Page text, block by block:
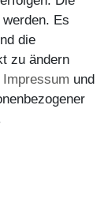
Es
die
zu ändern
Impressum und